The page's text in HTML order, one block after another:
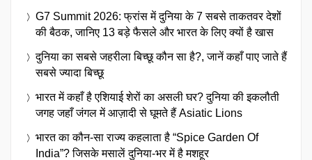
G7 Summit 2026: फ्रांस में दुनिया के 7 सबसे ताकतवर देशों
की बैठक, जानिए 13 बड़े फैसले और भारत के लिए क्यों है खास
दुनिया का सबसे जहरीला बिच्छू कौन सा है?, जानें कहाँ पाए जाते हैं
सबसे ज्यादा बिच्छू
भारत में कहाँ है एशियाई शेरों का असली घर? दुनिया की इकलौती
जगह जहाँ जंगल में आज़ादी से घूमते हैं Asiatic Lions
भारत का कौन-सा राज्य कहलाता है “Spice Garden Of
India”? जिसके मसालें दुनिया-भर में है मशहूर